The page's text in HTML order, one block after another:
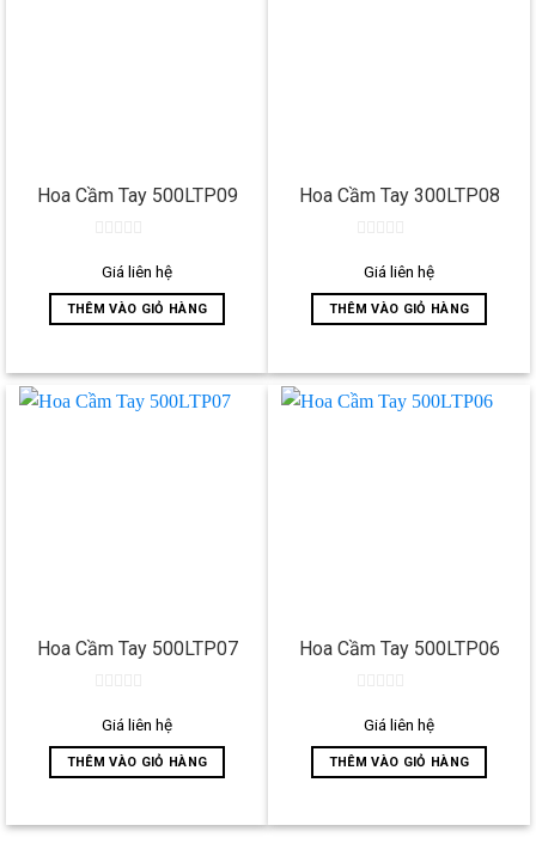
Hoa Cầm Tay 500LTP09
out
5
Giá liên hệ
THÊM VÀO GIỎ HÀNG
Hoa Cầm Tay 300LTP08
out
5
Giá liên hệ
THÊM VÀO GIỎ HÀNG
Hoa Cầm Tay 500LTP07
out
5
Giá liên hệ
THÊM VÀO GIỎ HÀNG
Hoa Cầm Tay 500LTP06
out
5
Giá liên hệ
THÊM VÀO GIỎ HÀNG